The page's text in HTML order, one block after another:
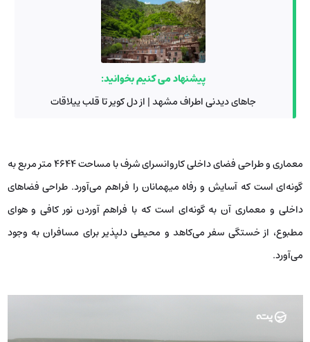
پیشنهاد می کنیم بخوانید:
جاهای دیدنی اطراف مشهد | از دل کویر تا قلب ییلاقات
معماری و طراحی فضای داخلی کاروانسرای شرف با مساحت 4644 متر مربع به
گونه‌ای است که آسایش و رفاه میهمانان را فراهم می‌آورد. طراحی فضاهای
داخلی و معماری آن به گونه‌ای است که با فراهم آوردن نور کافی و هوای
مطبوع، از خستگی سفر می‌کاهد و محیطی دلپذیر برای مسافران به وجود
می‌آورد.